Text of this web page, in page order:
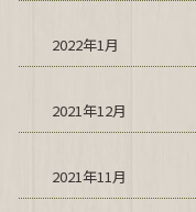
2022年1月
2021年12月
2021年11月